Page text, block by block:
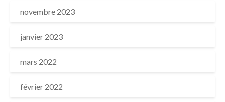
novembre 2023
janvier 2023
mars 2022
février 2022